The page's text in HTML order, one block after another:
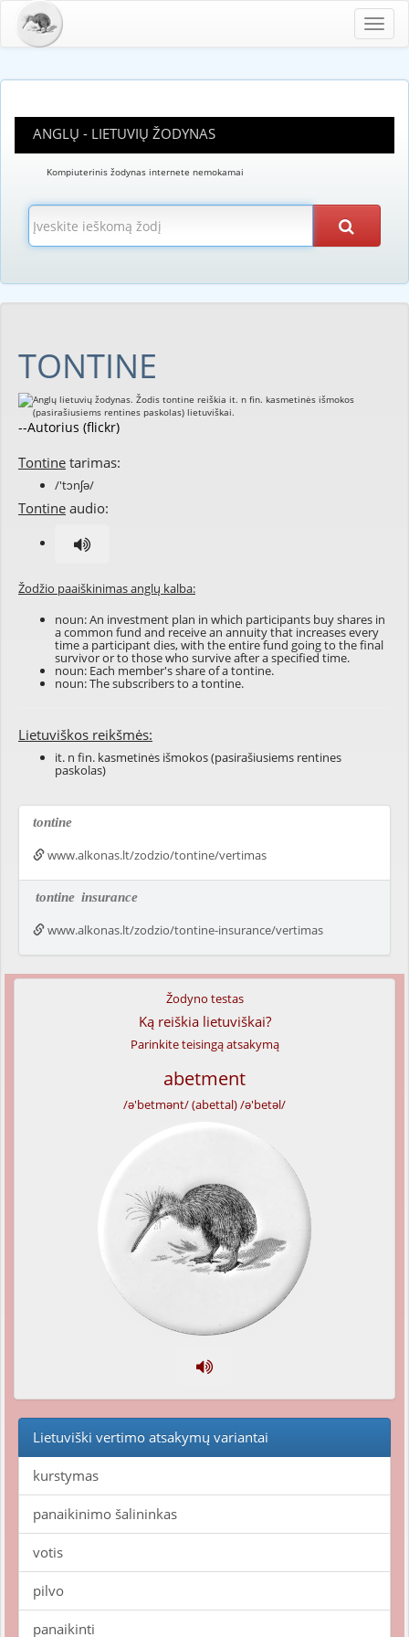
ANGLŲ - LIETUVIŲ ŽODYNAS
Kompiuterinis žodynas internete nemokamai
TONTINE
--Autorius (flickr)
Tontine tarimas:
/'tɔnʃə/
Tontine audio:
Žodžio paaiškinimas anglų kalba:
noun: An investment plan in which participants buy shares in
a common fund and receive an annuity that increases every
time a participant dies, with the entire fund going to the final
survivor or to those who survive after a specified time.
noun: Each member's share of a tontine.
noun: The subscribers to a tontine.
Lietuviškos reikšmės:
it. n fin. kasmetinės išmokos (pasirašiusiems rentines
paskolas)
tontine
www.alkonas.lt/zodzio/tontine/vertimas
tontine insurance
www.alkonas.lt/zodzio/tontine-insurance/vertimas
Žodyno testas
Ką reiškia lietuviškai?
Parinkite teisingą atsakymą
abetment
/ə'betmənt/ (abettal) /ə'betəl/
Lietuviški vertimo atsakymų variantai
kurstymas
panaikinimo šalininkas
votis
pilvo
panaikinti